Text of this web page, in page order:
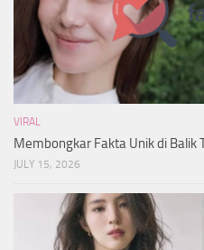
VIRAL
Membongkar Fakta Unik di Balik
JULY 15, 2026